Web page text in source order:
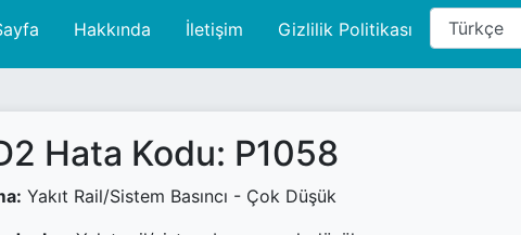
Hakkında İletişim Gizlilik Politikası
Hata Kodu: P1058
Yakıt Rail/Sistem Basıncı - Çok Düşük